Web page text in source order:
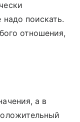
поискать.
отношения,
а в